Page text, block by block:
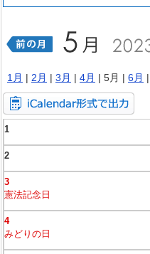
1月 | 2月 | 3月 | 4月 | 5月 | 6月 |
1
2
3
憲法記念日
4
みどりの日